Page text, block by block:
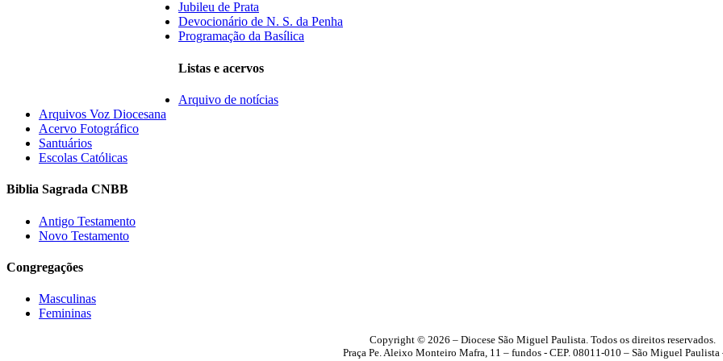
Jubileu de Prata
Devocionário de N. S. da Penha
Programação da Basílica
Listas e acervos
Arquivo de notícias
Arquivos Voz Diocesana
Acervo Fotográfico
Santuários
Escolas Católicas
Biblia Sagrada CNBB
Antigo Testamento
Novo Testamento
Congregações
Masculinas
Femininas
Copyright © 2026 – Diocese São Miguel Paulista. Todos os direitos reservados.
Praça Pe. Aleixo Monteiro Mafra, 11 – fundos - CEP. 08011-010 – São Miguel Paulista